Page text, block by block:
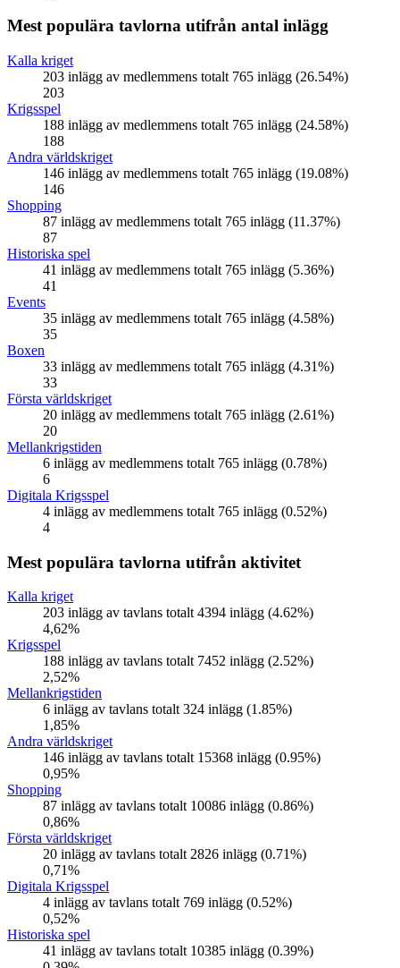
Mest populära tavlorna utifrån antal inlägg
Kalla kriget
203 inlägg av medlemmens totalt 765 inlägg (26.54%)
203
Krigsspel
188 inlägg av medlemmens totalt 765 inlägg (24.58%)
188
Andra världskriget
146 inlägg av medlemmens totalt 765 inlägg (19.08%)
146
Shopping
87 inlägg av medlemmens totalt 765 inlägg (11.37%)
87
Historiska spel
41 inlägg av medlemmens totalt 765 inlägg (5.36%)
41
Events
35 inlägg av medlemmens totalt 765 inlägg (4.58%)
35
Boxen
33 inlägg av medlemmens totalt 765 inlägg (4.31%)
33
Första världskriget
20 inlägg av medlemmens totalt 765 inlägg (2.61%)
20
Mellankrigstiden
6 inlägg av medlemmens totalt 765 inlägg (0.78%)
6
Digitala Krigsspel
4 inlägg av medlemmens totalt 765 inlägg (0.52%)
4
Mest populära tavlorna utifrån aktivitet
Kalla kriget
203 inlägg av tavlans totalt 4394 inlägg (4.62%)
4,62%
Krigsspel
188 inlägg av tavlans totalt 7452 inlägg (2.52%)
2,52%
Mellankrigstiden
6 inlägg av tavlans totalt 324 inlägg (1.85%)
1,85%
Andra världskriget
146 inlägg av tavlans totalt 15368 inlägg (0.95%)
0,95%
Shopping
87 inlägg av tavlans totalt 10086 inlägg (0.86%)
0,86%
Första världskriget
20 inlägg av tavlans totalt 2826 inlägg (0.71%)
0,71%
Digitala Krigsspel
4 inlägg av tavlans totalt 769 inlägg (0.52%)
0,52%
Historiska spel
41 inlägg av tavlans totalt 10385 inlägg (0.39%)